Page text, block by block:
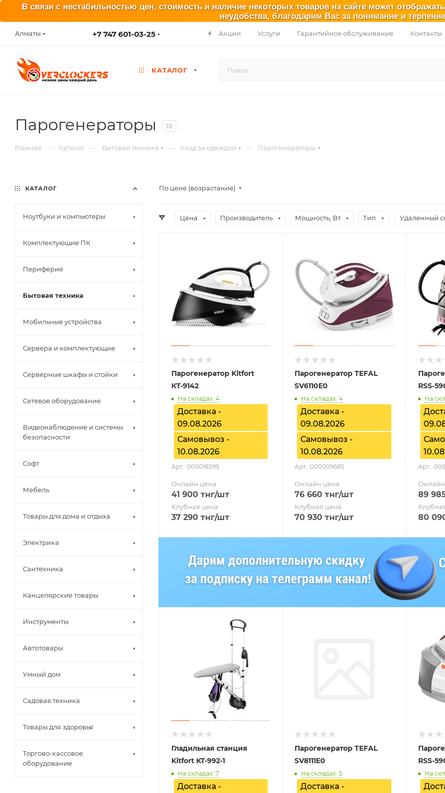
В связи с нестабильностью цен, стоимость и наличие некоторых товаров на сайте может
неудобства, благодарим Вас за понимание и
Алматы +7 747 601-03-25 Акции Услуги Гарантийное обслуживание Контакты
КАТАЛОГ
Парогенераторы 10
Главная — Каталог — Бытовая техника — Уход за одеждой — Парогенераторы
По цене (возрастание)
Цена Производитель Мощность, Вт Тип Удаленный
Парогенератор Kitfort
КТ-9142
На складах: 4
Доставка -
09.08.2026
Самовывоз -
10.08.2026
Арт.: 000018599
Онлайн цена
41 900 тнг/шт
Клубная цена
37 290 тнг/шт
Парогенератор TEFAL
SV6110E0
На складах: 4
Доставка -
09.08.2026
Самовывоз -
10.08.2026
Арт.: 000009685
Онлайн цена
76 660 тнг/шт
Клубная цена
70 930 тнг/шт
RSS-
На
Арт.:
89
80
Гладильная станция
Kitfort KT-992-1
На складах: 7
Доставка -
Парогенератор TEFAL
SV8111E0
На складах: 5
Доставка -
RSS-
На
КАТАЛОГ
Ноутбуки и компьютеры
Комплектующие ПК
Периферия
Бытовая техника
Мобильные устройства
Сервера и комплектующие
Серверные шкафы и стойки
Сетевое оборудование
Видеонаблюдение и системы
безопасности
Софт
Мебель
Товары для дома и отдыха
Электрика
Сантехника
Канцелярские товары
Инструменты
Автотовары
Умный дом
Садовая техника
Товары для здоровья
Торгово-кассовое
оборудование